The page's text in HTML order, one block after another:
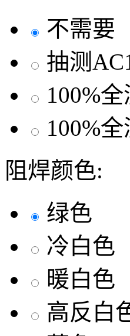
不需要
抽测
100%
100%
阻焊颜色:
绿色
冷白色
暖白色
高反白